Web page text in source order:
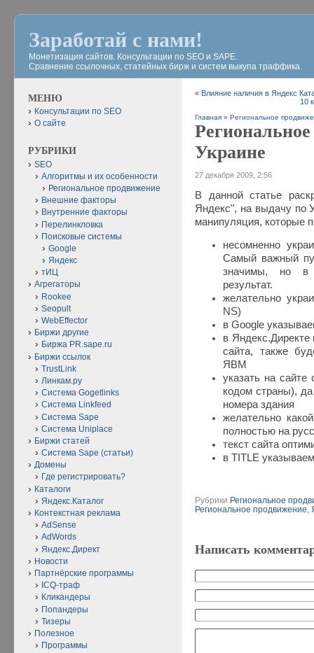
Заработай с нами!
Монетизация сайтов. Консультации по SEO и SAPE.
Сравнение ссылочных, статейных бирж и систем выкупа траффика.
« Влияние наличия в Яндекс
10
Главная »Региональное
Украине
27 декабря 2009, 2:56
В данной статье
Яндекс", на выдачу по
манипуляция, которые
несомненно
Самый важный
значимы, но в
результат.
желательно
NS)
в Google
в Яндекс.Директе
сайта, также
ЯВМ
указать на
кодом страны),
номера здания
желательно
полностью на
текст сайта
в TITLE
Рубрики Региональное
Региональное продвижение
Написать
МЕНЮ
Консультации по SEO
О сайте
РУБРИКИ
SEO
Алгоритмы и их особенности
Региональное продвижение
Внешние факторы
Внутренние факторы
Перелинкловка
Поисковые системы
Google
Яндекс
тИЦ
Агрегаторы
Rookee
Seopult
WebEffector
Биржи другие
Биржа PR.sape.ru
Биржи ссылок
TrustLink
Линкам.ру
Система Gogetlinks
Система Linkfeed
Система Sape
Система Uniplace
Биржи статей
Система Sape (статьи)
Домены
Где регистрировать?
Каталоги
Яндекс.Каталог
Контекстная реклама
AdSense
AdWords
Яндекс.Директ
Новости
Партнёрские программы
ICQ-траф
Кликандеры
Попандеры
Тизеры
Полезное
Программы